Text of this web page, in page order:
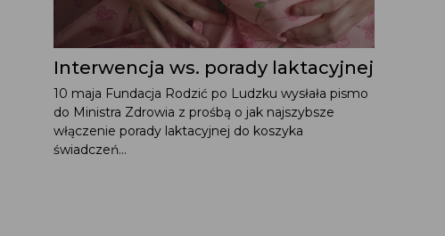
Interwencja ws. porady laktacyjnej
10 maja Fundacja Rodzić po Ludzku wysłała pismo
do Ministra Zdrowia z prośbą o jak najszybsze
włączenie porady laktacyjnej do koszyka
świadczeń...